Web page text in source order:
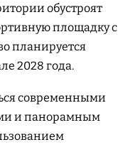
обустроят
площадку с
планируется
2028 года.
современными
и панорамным